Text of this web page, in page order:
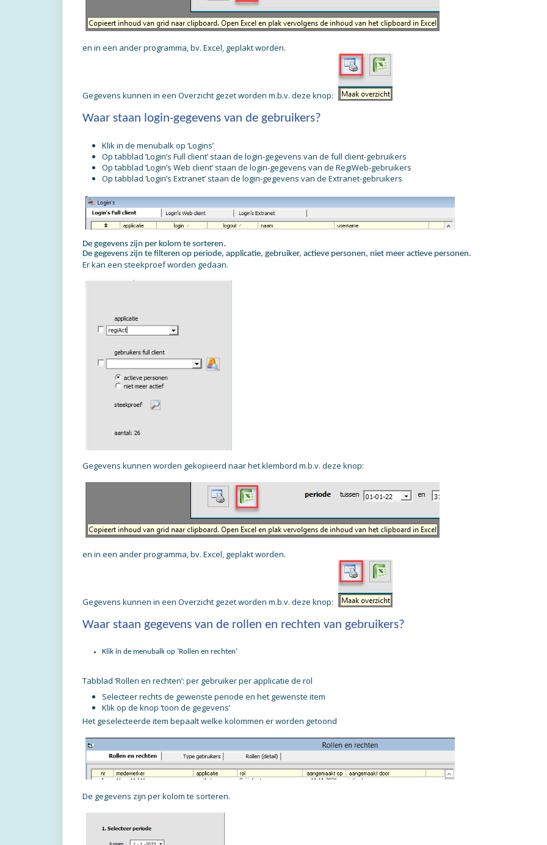
en in een ander programma, bv. Excel, geplakt worden.
Gegevens kunnen in een Overzicht gezet worden m.b.v. deze knop:
Waar staan login-gegevens van de gebruikers?
Klik in de menubalk op ‘Logins’
Op tabblad ‘Login’s Full client’ staan de login-gegevens van de full client-gebruikers
Op tabblad ‘Login’s Web client’ staan de login-gegevens van de RegiWeb-gebruikers
Op tabblad ‘Login’s Extranet’ staan de login-gegevens van de Extranet-gebruikers
De gegevens zijn per kolom te sorteren.
De gegevens zijn te filteren op periode, applicatie, gebruiker, actieve personen, niet meer actieve personen.
Er kan een steekproef worden gedaan.
Gegevens kunnen worden gekopieerd naar het klembord m.b.v. deze knop:
en in een ander programma, bv. Excel, geplakt worden.
Gegevens kunnen in een Overzicht gezet worden m.b.v. deze knop:
Waar staan gegevens van de rollen en rechten van gebruikers?
Klik in de menubalk op ‘Rollen en rechten’
Tabblad ‘Rollen en rechten’: per gebruiker per applicatie de rol
Selecteer rechts de gewenste periode en het gewenste item
Klik op de knop ‘toon de gegevens’
Het geselecteerde item bepaalt welke kolommen er worden getoond
De gegevens zijn per kolom te sorteren.